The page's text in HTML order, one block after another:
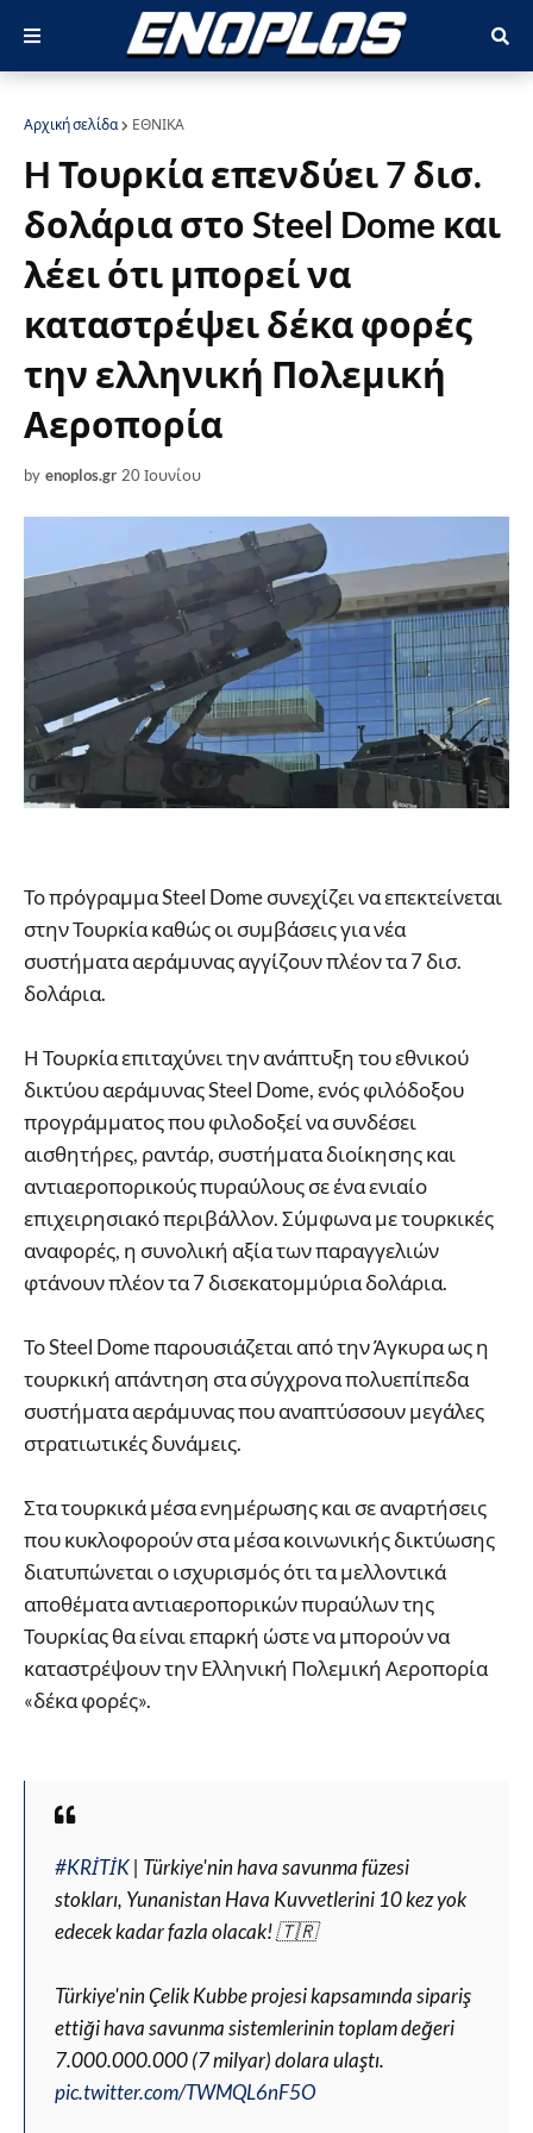
Αρχική σελίδα ΕΘΝΙΚΑ
H Τουρκία επενδύει 7 δισ.
δολάρια στο Steel Dome και
λέει ότι μπορεί να
καταστρέψει δέκα φορές
την ελληνική Πολεμική
Αεροπορία
by enoplos.gr 20 Ιουνίου
Το πρόγραμμα Steel Dome συνεχίζει να επεκτείνεται
στην Τουρκία καθώς οι συμβάσεις για νέα
συστήματα αεράμυνας αγγίζουν πλέον τα 7 δισ.
δολάρια.
Η Τουρκία επιταχύνει την ανάπτυξη του εθνικού
δικτύου αεράμυνας Steel Dome, ενός φιλόδοξου
προγράμματος που φιλοδοξεί να συνδέσει
αισθητήρες, ραντάρ, συστήματα διοίκησης και
αντιαεροπορικούς πυραύλους σε ένα ενιαίο
επιχειρησιακό περιβάλλον. Σύμφωνα με τουρκικές
αναφορές, η συνολική αξία των παραγγελιών
φτάνουν πλέον τα 7 δισεκατομμύρια δολάρια.
Το Steel Dome παρουσιάζεται από την Άγκυρα ως η
τουρκική απάντηση στα σύγχρονα πολυεπίπεδα
συστήματα αεράμυνας που αναπτύσσουν μεγάλες
στρατιωτικές δυνάμεις.
Στα τουρκικά μέσα ενημέρωσης και σε αναρτήσεις
που κυκλοφορούν στα μέσα κοινωνικής δικτύωσης
διατυπώνεται ο ισχυρισμός ότι τα μελλοντικά
αποθέματα αντιαεροπορικών πυραύλων της
Τουρκίας θα είναι επαρκή ώστε να μπορούν να
καταστρέψουν την Ελληνική Πολεμική Αεροπορία
«δέκα φορές».
#KRİTİK| Türkiye'nin hava savunma füzesi
stokları, Yunanistan Hava Kuvvetlerini 10 kez yok
edecek kadar fazla olacak! 🇹🇷
Türkiye'nin Çelik Kubbe projesi kapsamında sipariş
ettiği hava savunma sistemlerinin toplam değeri
7.000.000.000 (7 milyar) dolara ulaştı.
pic.twitter.com/TWMQL6nF5O